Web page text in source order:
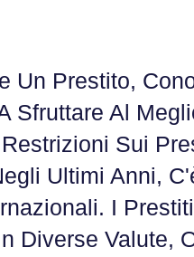
Un Prestito,
Sfruttare Al
Sui
Ultimi Anni,
I
Diverse Valute,